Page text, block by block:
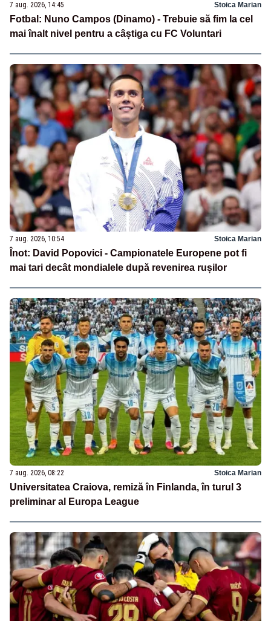
7 aug. 2026, 14:45 Stoica Marian
Fotbal: Nuno Campos (Dinamo) - Trebuie să fim la cel
mai înalt nivel pentru a câștiga cu FC Voluntari
7 aug. 2026, 10:54 Stoica Marian
Înot: David Popovici - Campionatele Europene pot fi
mai tari decât mondialele după revenirea rușilor
7 aug. 2026, 08:22 Stoica Marian
Universitatea Craiova, remiză în Finlanda, în turul 3
preliminar al Europa League